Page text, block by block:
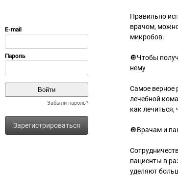
Забыли пароль?
Зарегистрироваться
Правильно
врачом,
микробов.
🔘Чтобы
нему
Самое верное
лечебной
как лечиться,
🔘Врачам и
пациенты в
уделяют